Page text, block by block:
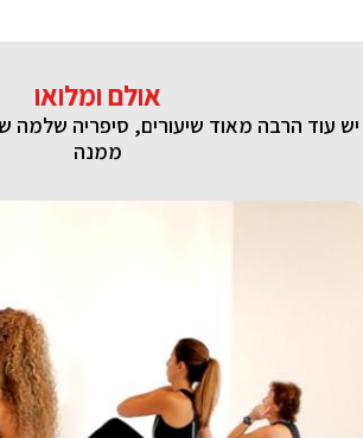
אולם ומלואו
יש עוד הרבה מאוד שיעורים, סיפריה שלמה
ממנה